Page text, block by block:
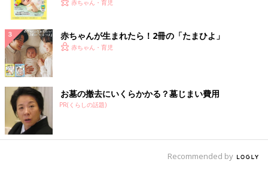
く！ おっぱい・ミルクの基本と夏のトラブル 解決テ
赤ちゃん・育児
赤ちゃんが生まれたら！2冊の「たまひよ」
赤ちゃん・育児
お墓の撤去にいくらかかる？墓じまい費用
PR(くらしの話題)
Recommended by